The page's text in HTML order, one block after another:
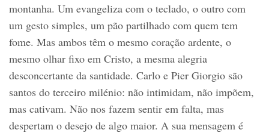
montanha. Um evangeliza com o teclado, o outro com
um gesto simples, um pão partilhado com quem tem
fome. Mas ambos têm o mesmo coração ardente, o
mesmo olhar fixo em Cristo, a mesma alegria
desconcertante da santidade. Carlo e Pier Giorgio são
santos do terceiro milénio: não intimidam, não impõem,
mas cativam. Não nos fazem sentir em falta, mas
despertam o desejo de algo maior. A sua mensagem é